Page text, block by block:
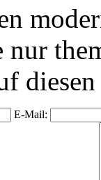
E-Mail: